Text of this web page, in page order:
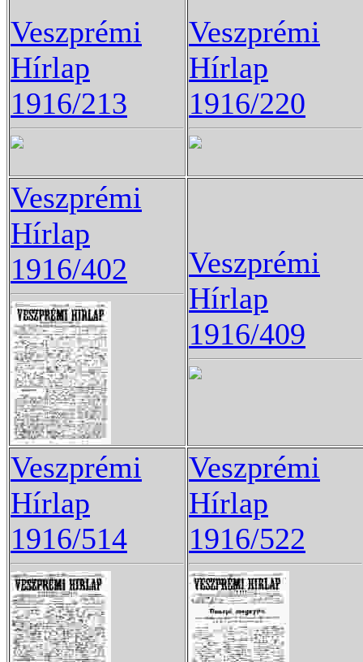
Veszprémi
Hírlap
1916/213
Veszprémi
Hírlap
1916/220
Veszprémi
Hírlap
1916/402
Veszprémi
Hírlap
1916/409
Veszprémi
Hírlap
1916/514
Veszprémi
Hírlap
1916/522